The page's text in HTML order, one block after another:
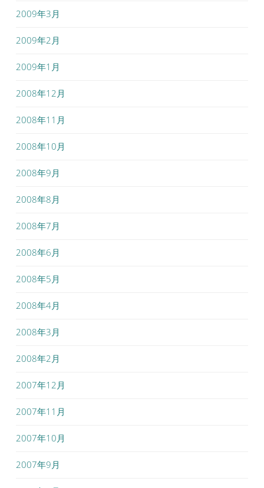
2009年3月
2009年2月
2009年1月
2008年12月
2008年11月
2008年10月
2008年9月
2008年8月
2008年7月
2008年6月
2008年5月
2008年4月
2008年3月
2008年2月
2007年12月
2007年11月
2007年10月
2007年9月